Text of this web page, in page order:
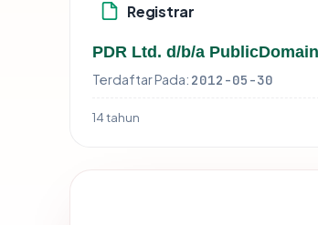
Registrar
PDR Ltd. d/b/a
Terdaftar Pada: 2012-05-30
14 tahun